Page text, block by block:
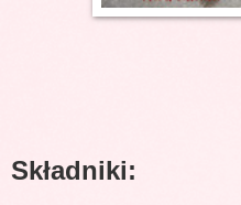
Składniki: